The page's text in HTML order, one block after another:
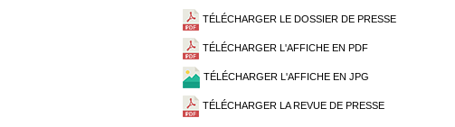
TÉLÉCHARGER LE DOSSIER DE PRESSE
TÉLÉCHARGER L'AFFICHE EN PDF
TÉLÉCHARGER L'AFFICHE EN JPG
TÉLÉCHARGER LA REVUE DE PRESSE